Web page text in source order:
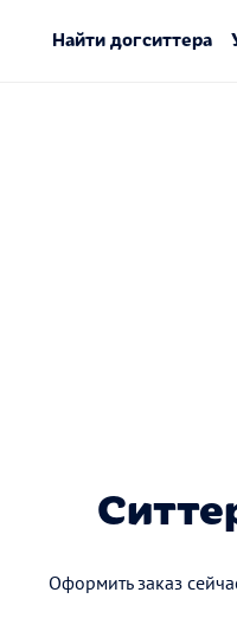
Найти догситтера
Оформить заказ